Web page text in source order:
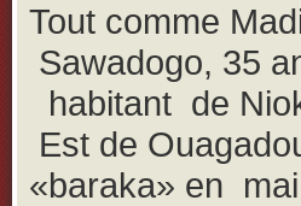
Tout comme
Sawadogo, 35
habitant de
Est de
«baraka» en